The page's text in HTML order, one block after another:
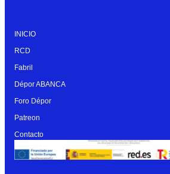
INICIO
RCD
Fabril
Dépor ABANCA
Foro Dépor
Patreon
Contacto